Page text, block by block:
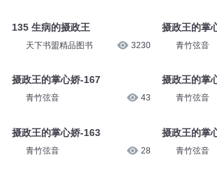
135 生病的摄政王
天下书盟精品图书 3230
摄政王的掌心娇-167
青竹弦音 43
摄政王的掌心娇-163
青竹弦音 28
摄政王的掌
青竹弦音
摄政王的掌
青竹弦音
摄政王的掌
青竹弦音